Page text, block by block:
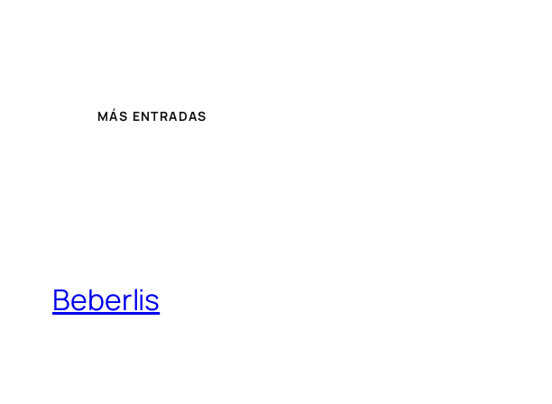
MÁS ENTRADAS
Beberlis